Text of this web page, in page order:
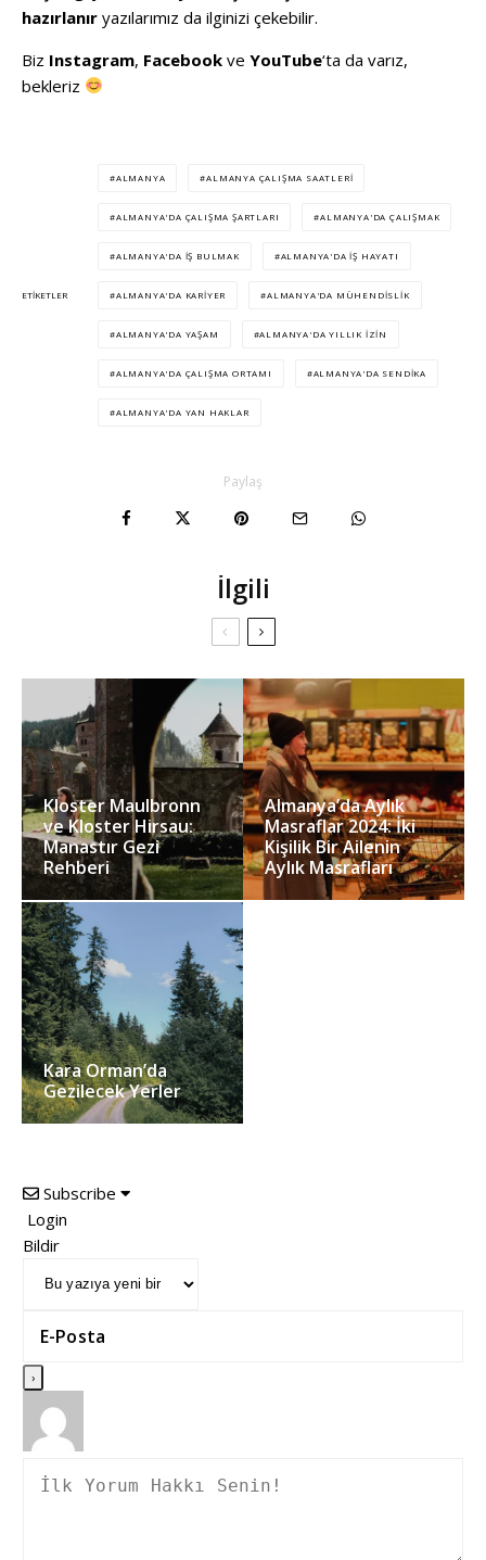
hazırlanır yazılarımız da ilginizi çekebilir.
Biz Instagram, Facebook ve YouTube‘ta da varız,
bekleriz
ETIKETLER
ALMANYA ALMANYA ÇALIŞMA SAATLERI
ALMANYA'DA ÇALIŞMA ŞARTLARI ALMANYA'DA ÇALIŞMAK
ALMANYA'DA IŞ BULMAK ALMANYA'DA IŞ HAYATI
ALMANYA'DA KARIYER ALMANYA'DA MÜHENDISLIK
ALMANYA'DA YAŞAM ALMANYA'DA YILLIK IZIN
ALMANYA'DA ÇALIŞMA ORTAMI ALMANYA'DA SENDIKA
ALMANYA'DA YAN HAKLAR
Paylaş
İlgili
Kloster Maulbronn
ve Kloster Hirsau:
Manastır Gezi
Rehberi
Almanya’da Aylık
Masraflar 2024: İki
Kişilik Bir Ailenin
Aylık Masrafları
Kara Orman’da
Gezilecek Yerler
Subscribe
Login
Bildir